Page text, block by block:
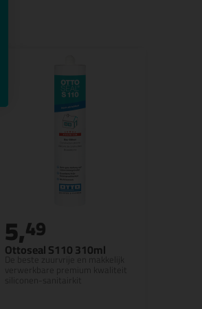
Ottoseal S110 310ml
De beste zuurvrije en makkelijk
5,49